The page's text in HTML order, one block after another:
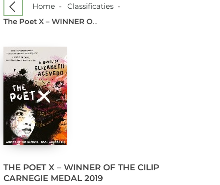
Home- Classificaties-
The Poet X – WINNER OF THE CILIP CARNEGIE MEDAL 2019
THE POET X – WINNER OF THE CILIP
CARNEGIE MEDAL 2019